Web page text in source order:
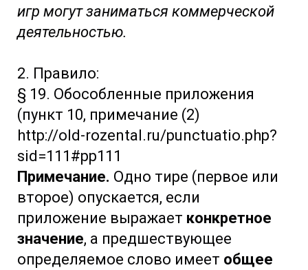
игр могут заниматься коммерческой
деятельностью.
2. Правило:
§ 19. Обособленные приложения
(пункт 10, примечание (2)
http://old-rozental.ru/punctuatio.php?
sid=111#pp111
Примечание. Одно тире (первое или
второе) опускается, если
приложение выражает конкретное
значение, а предшествующее
определяемое слово имеет общее